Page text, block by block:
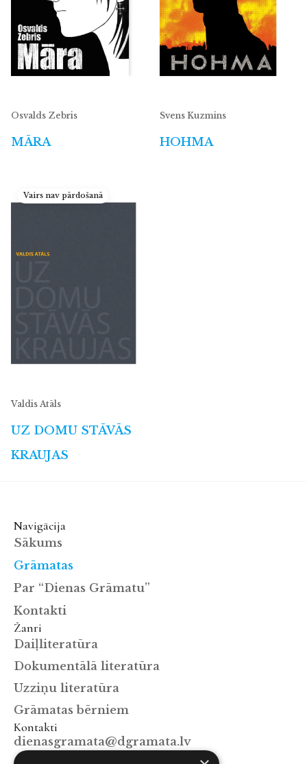
Osvalds Zebris
MĀRA
Svens Kuzmins
HOHMA
Vairs nav pārdošanā
Valdis Atāls
UZ DOMU STĀVĀS
KRAUJAS
Navigācija
Sākums
Grāmatas
Par “Dienas Grāmatu”
Kontakti
Žanri
Daiļliteratūra
Dokumentālā literatūra
Uzziņu literatūra
Grāmatas bērniem
Kontakti
dienasgramata@dgramata.lv